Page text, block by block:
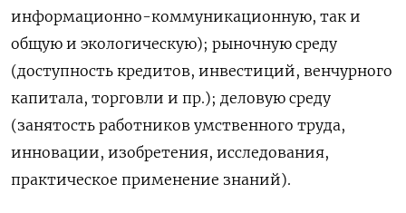
информационно-коммуникационную, так и
общую и экологическую); рыночную среду
(доступность кредитов, инвестиций, венчурного
капитала, торговли и пр.); деловую среду
(занятость работников умственного труда,
инновации, изобретения, исследования,
практическое применение знаний).